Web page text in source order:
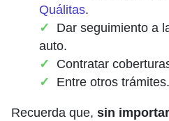
Quálitas.
Dar seguimiento a
auto.
Contratar
Entre otros trámites.
Recuerda que, sin